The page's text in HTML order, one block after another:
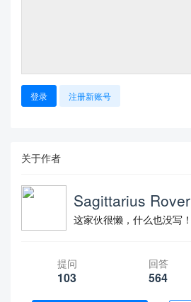
登录 注册新账号
关于作者
Sagittarius Rover
这家伙很懒，什么也没写！
提问
103
回答
564